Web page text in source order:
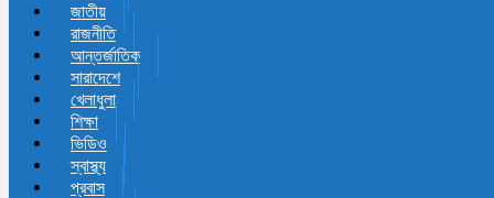
জাতীয়
রাজনীতি
আন্তর্জাতিক
সারাদেশে
খেলাধুলা
শিক্ষা
ভিডিও
স্বাস্থ্য
প্রবাস